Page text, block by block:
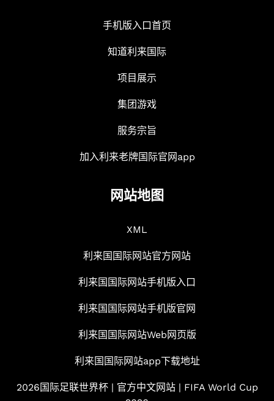
手机版入口首页
知道利来国际
项目展示
集团游戏
服务宗旨
加入利来老牌国际官网app
网站地图
XML
利来国国际网站官方网站
利来国国际网站手机版入口
利来国国际网站手机版官网
利来国国际网站Web网页版
利来国国际网站app下载地址
2026国际足联世界杯 | 官方中文网站 | FIFA World Cup